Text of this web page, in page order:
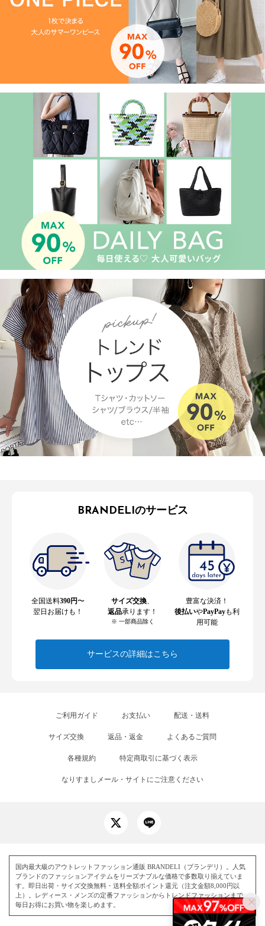
BRANDELIのサービス
全国送料390円〜
翌日お届けも！
サイズ交換
返品承ります！
※ 一部商品除く
豊富な決済！
後払いやPayPayも利
用可能
サービスの詳細はこちら
ご利用ガイド お支払い 配送・送料
サイズ交換 返品・返金 よくあるご質問
各種規約 特定商取引に基づく表示
なりすましメール・サイトにご注意ください
国内最大級のアウトレットファッション通販 BRANDELI（ブランデリ）。人気
ブランドのファッションアイテムをリーズナブルな価格で多数取り揃えていま
す。即日出荷・サイズ交換無料・送料全額ポイント還元（注文金額8,000円以
上）。レディース・メンズの定番ファッションからトレンドファッションまで、
毎日お得にお買い物を楽しめます。